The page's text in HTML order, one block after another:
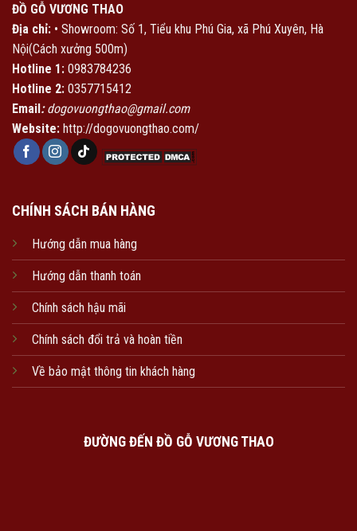
ĐỒ GỖ VƯƠNG THAO
Địa chỉ: • Showroom: Số 1, Tiểu khu Phú Gia, xã Phú Xuyên, Hà
Nội(Cách xưởng 500m)
Hotline 1: 0983784236
Hotline 2: 0357715412
Email:dogovuongthao@gmail.com
Website: http://dogovuongthao.com/
CHÍNH SÁCH BÁN HÀNG
Hướng dẫn mua hàng
Hướng dẫn thanh toán
Chính sách hậu mãi
Chính sách đổi trả và hoàn tiền
Về bảo mật thông tin khách hàng
ĐƯỜNG ĐẾN ĐỒ GỖ VƯƠNG THAO